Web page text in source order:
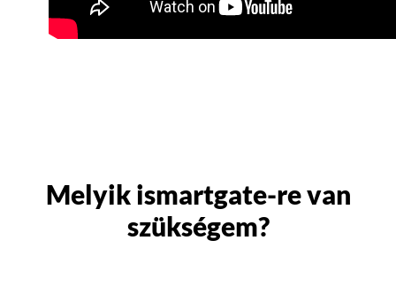
Melyik ismartgate-re van
szükségem?